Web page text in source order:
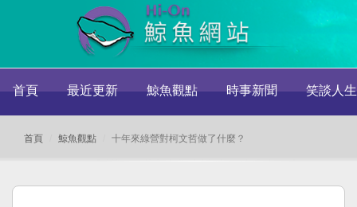
首頁 最近更新 鯨魚觀點 時事新聞 笑談人生
首頁 鯨魚觀點 十年來綠營對柯文哲做了什麼？